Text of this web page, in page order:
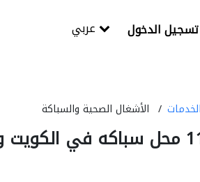
تسجيل الدخول
الخدمات الأشغال الصحية والسباكة